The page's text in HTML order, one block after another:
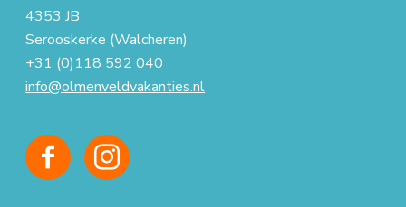
4353 JB
Serooskerke (Walcheren)
+31 (0)118 592 040
info@olmenveldvakanties.nl